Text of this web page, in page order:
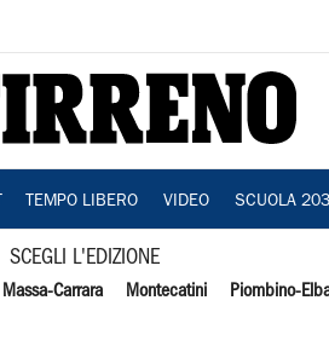
TEMPO LIBERO VIDEO SCUOLA
SCEGLI L'EDIZIONE
Massa-Carrara Montecatini Piombino-